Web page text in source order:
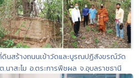
นสร้างถนนเข้าวัดและบูรณปฏิสังขรณ์วัด
.นาสะไม อ.ตระการพืชผล จ.อุบลราชธานี